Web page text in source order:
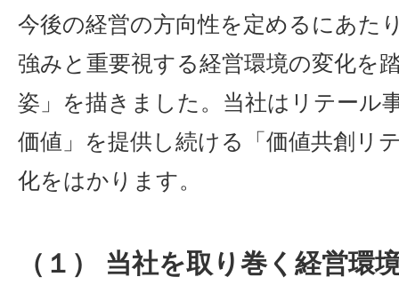
今後の経営の方向性を定めるにあた
強みと重要視する経営環境の変化を
姿」を描きました。当社はリテール
価値」を提供し続ける「価値共創リ
化をはかります。
（１） 当社を取り巻く経営環